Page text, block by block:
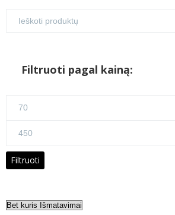
Filtruoti pagal kainą:
Maks
Filtruoti